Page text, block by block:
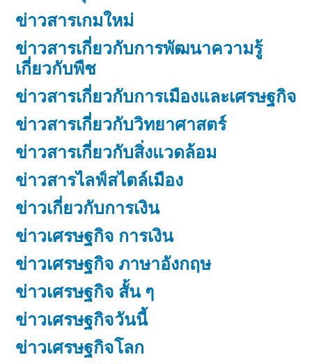
ข่าวสารเกมใหม่
ข่าวสารเกี่ยวกับการพัฒนาความรู้
เกี่ยวกับพืช
ข่าวสารเกี่ยวกับการเมืองและเศรษฐกิจ
ข่าวสารเกี่ยวกับวิทยาศาสตร์
ข่าวสารเกี่ยวกับสิ่งแวดล้อม
ข่าวสารไลฟ์สไตล์เมือง
ข่าวเกี่ยวกับการเงิน
ข่าวเศรษฐกิจ การเงิน
ข่าวเศรษฐกิจ ภาษาอังกฤษ
ข่าวเศรษฐกิจ สั้น ๆ
ข่าวเศรษฐกิจวันนี้
ข่าวเศรษฐกิจโลก